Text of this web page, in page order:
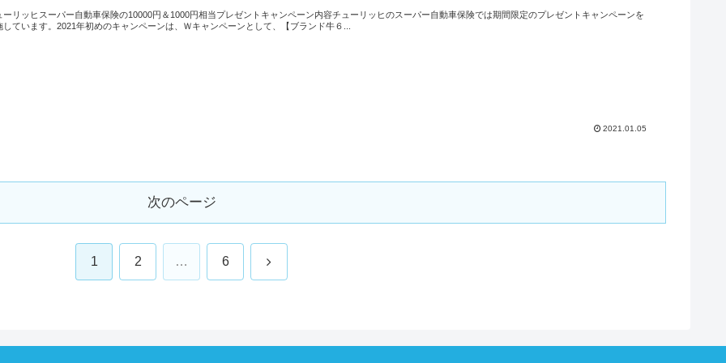
ーリッヒスーパー自動車保険の10000円＆1000円相当プレゼントキャンペーン内容チューリッヒのスーパー自動車保険では期間限定のプレゼントキャンペーンを
しています。2021年初めのキャンペーンは、Ｗキャンペーンとして、【ブランド牛６...
2021.01.05
次のページ
1 2 … 6 次